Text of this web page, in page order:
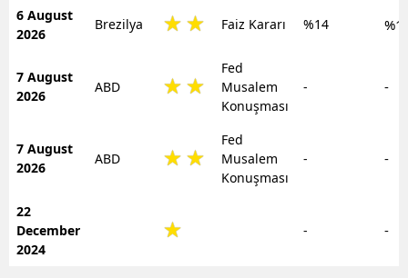
Bilecik
Bitlis
Burdur
6 August
2026
Brezilya Faiz Kararı %14
7 August
2026
ABD
Fed
Musalem
Konuşması
- -
7 August
2026
ABD
Fed
Musalem
Konuşması
- -
22
December
2024
- -